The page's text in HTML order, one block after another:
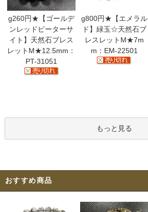
g260円★【ゴールデ
ンレッドピーターサ
イト】天然石ブレス
レットM★12.5mm：
PT-31051
g800円★【エメラル
ド】緑玉☆天然石ブ
レスレットM★7m
m：EM-22501
もっと見る
おすすめ商品